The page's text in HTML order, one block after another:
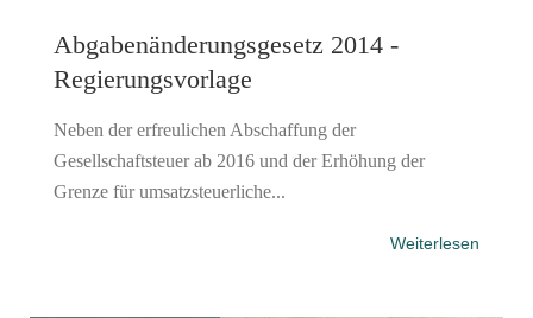
Abgabenänderungsgesetz 2014 -
Regierungsvorlage
Neben der erfreulichen Abschaffung der
Gesellschaftsteuer ab 2016 und der Erhöhung der
Grenze für umsatzsteuerliche...
Weiterlesen